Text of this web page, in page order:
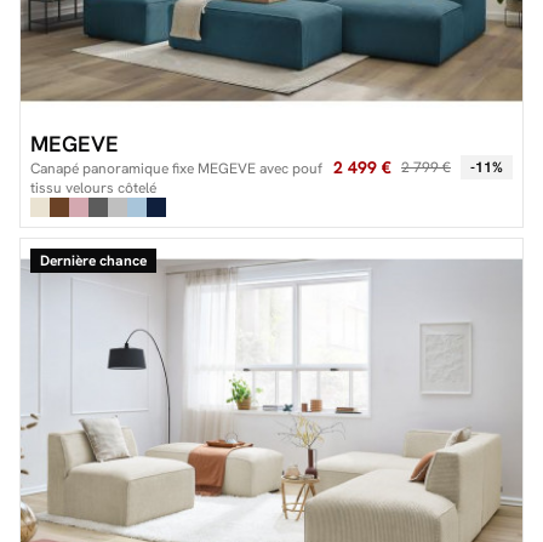
MEGEVE
Canapé panoramique fixe MEGEVE avec pouf
tissu velours côtelé
2 499 € 2 799 € -11%
Dernière chance